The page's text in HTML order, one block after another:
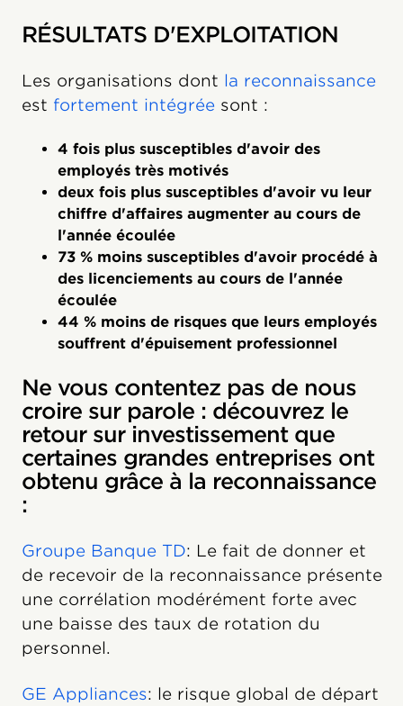
RÉSULTATS D'EXPLOITATION
Les organisations dont la reconnaissance
est fortement intégrée sont :
4 fois plus susceptibles d'avoir des
employés très motivés
deux fois plus susceptibles d'avoir vu leur
chiffre d'affaires augmenter au cours de
l'année écoulée
73 % moins susceptibles d'avoir procédé à
des licenciements au cours de l'année
écoulée
44 % moins de risques que leurs employés
souffrent d'épuisement professionnel
Ne vous contentez pas de nous
croire sur parole : découvrez le
retour sur investissement que
certaines grandes entreprises ont
obtenu grâce à la reconnaissance
:
Groupe Banque TD: Le fait de donner et
de recevoir de la reconnaissance présente
une corrélation modérément forte avec
une baisse des taux de rotation du
personnel.
GE Appliances: le risque global de départ